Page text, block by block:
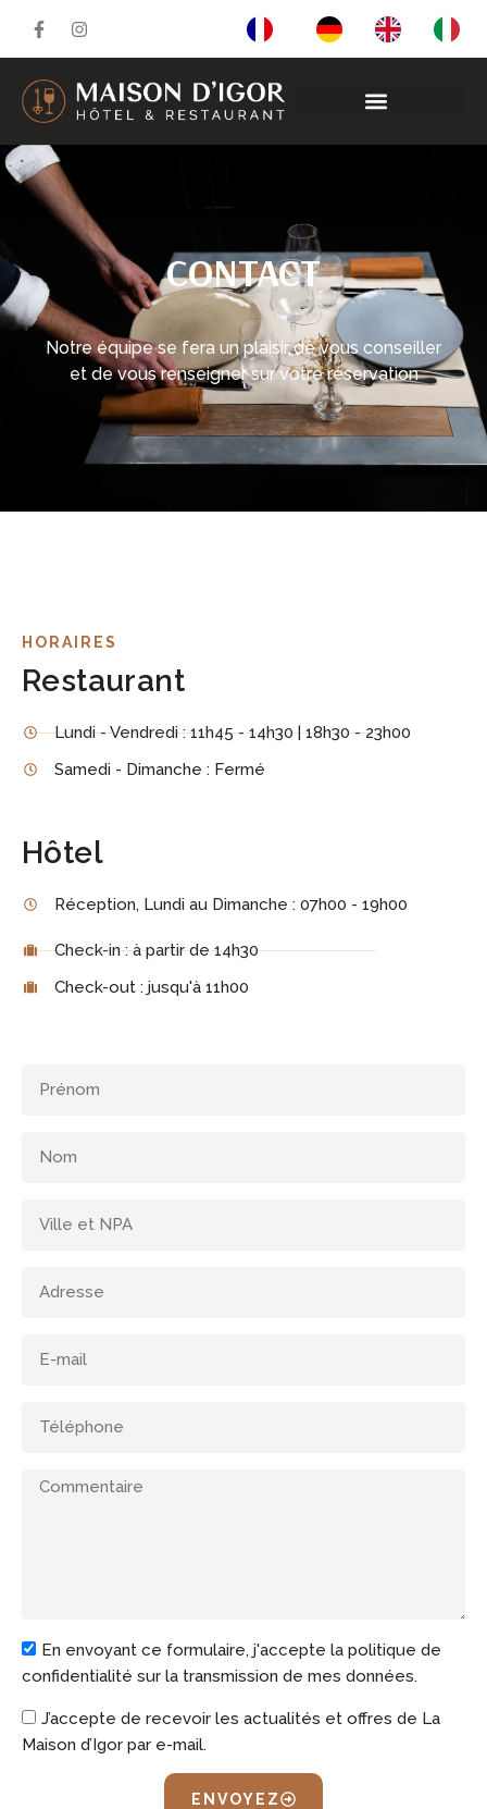
CONTACT
Notre équipe se fera un plaisir de vous conseiller
et de vous renseigner sur votre réservation
HORAIRES
Restaurant
Lundi - Vendredi : 11h45 - 14h30 | 18h30 - 23h00
Samedi - Dimanche : Fermé
Hôtel
Réception, Lundi au Dimanche : 07h00 - 19h00
Check-in : à partir de 14h30
Check-out : jusqu'à 11h00
En envoyant ce formulaire, j'accepte la politique de
confidentialité sur la transmission de mes données.
J’accepte de recevoir les actualités et offres de La
Maison d’Igor par e-mail.
ENVOYEZ